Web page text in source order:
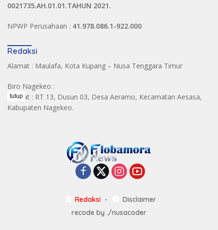
0021735.AH.01.01.TAHUN 2021.
NPWP Perusahaan : 41.978.086.1-922.000
Redaksi
Alamat : Maulafa, Kota Kupang – Nusa Tenggara Timur
Biro Nagekeo :
Alamat : RT 13, Dusun 03, Desa Aeramo, Kecamatan Aesasa,
Kabupaten Nagekeo.
Redaksi
Disclaimer
recode by ./nusacoder
tutup